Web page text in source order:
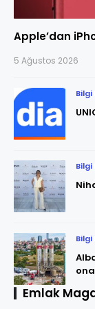
Apple’dan
5 Ağustos 2026
Bilgi
Bilgi
Bilgi
Emlak